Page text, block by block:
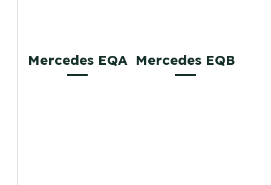
Mercedes EQA Mercedes EQB